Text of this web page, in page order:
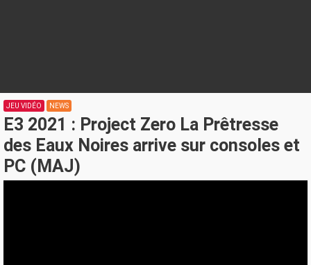
JEU VIDÉO NEWS
E3 2021 : Project Zero La Prêtresse
des Eaux Noires arrive sur consoles et
PC (MAJ)